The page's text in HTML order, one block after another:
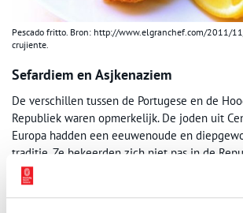
Pescado fritto. Bron: http://www.elgranchef.com/2011/
crujiente.
Sefardiem en Asjkenaziem
De verschillen tussen de Portugese en de
Republiek waren opmerkelijk. De joden uit
Europa hadden een eeuwenoude en
traditie. Ze bekeerden zich niet pas in de
jodendom, wat bij de Sefardiem wel het
hun religieuze gebruiken en riten